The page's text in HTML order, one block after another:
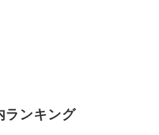
ランキング